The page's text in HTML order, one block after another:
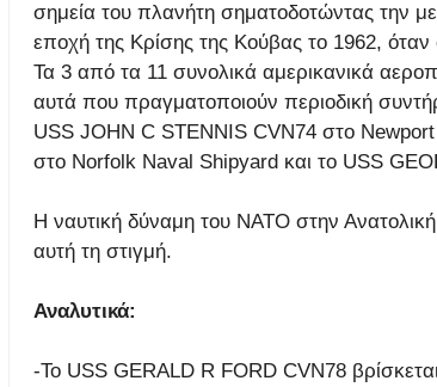
σημεία του πλανήτη σηματοδοτώντας την
εποχή της Κρίσης της Κούβας το 1962,
Τα 3 από τα 11 συνολικά αμερικανικά
αυτά που πραγματοποιούν περιοδική
USS JOHN C STENNIS CVN74 στο
στο Norfolk Naval Shipyard και το USS
Η ναυτική δύναμη του ΝΑΤΟ στην
αυτή τη στιγμή.
Αναλυτικά:
-Το USS GERALD R FORD CVN78